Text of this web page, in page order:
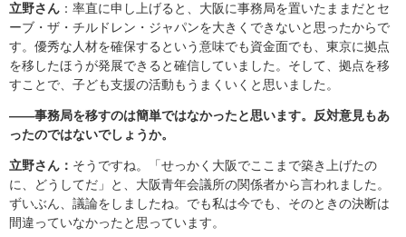
立野さん ：率直に申し上げると、大阪に事務局を置いたままだとセ
ーブ・ザ・チルドレン・ジャパンを大きくできないと思ったからで
す。優秀な人材を確保するという意味でも資金面でも、東京に拠点
を移したほうが発展できると確信していました。そして、拠点を移
すことで、子ども支援の活動もうまくいくと思いました。
――事務局を移すのは簡単ではなかったと思います。反対意見もあ
ったのではないでしょうか。
立野さん： そうですね。「せっかく大阪でここまで築き上げたの
に、どうしてだ」と、大阪青年会議所の関係者から言われました。
ずいぶん、議論をしましたね。でも私は今でも、そのときの決断は
間違っていなかったと思っています。